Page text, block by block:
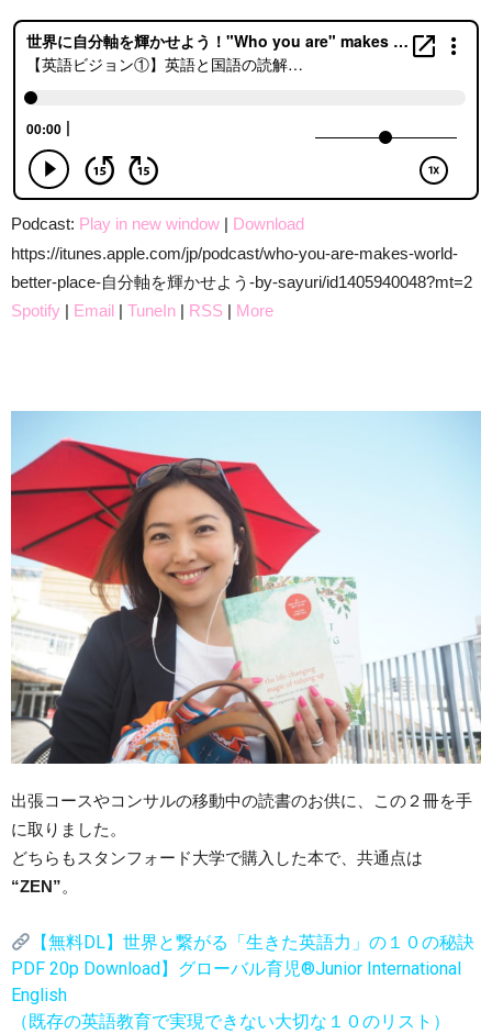
Podcast: Play in new window | Download
https://itunes.apple.com/jp/podcast/who-you-are-makes-world-
better-place-自分軸を輝かせよう-by-sayuri/id1405940048?mt=2
Spotify | Email | TuneIn | RSS | More
出張コースやコンサルの移動中の読書のお供に、この２冊を手
に取りました。
どちらもスタンフォード大学で購入した本で、共通点は
“ZEN”。
【無料DL】世界と繋がる「生きた英語力」の１０の秘訣
PDF 20p Download】グローバル育児®Junior International
English
（既存の英語教育で実現できない大切な１０のリスト）